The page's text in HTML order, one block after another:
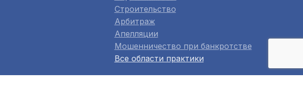
Строительство
Арбитраж
Апелляции
Мошенничество при банкротстве
Все области практики